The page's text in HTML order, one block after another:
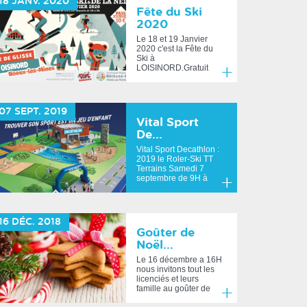
Fête du Ski
2020
Le 18 et 19 Janvier
2020 c'est la Fête du
Ski à
LOISINORD.Gratuit
savoir
SEPT. 2019
Vital Sport
De...
Vital Sport Decathlon :
2019 le Roler-Ski TT
Terrains Samedi 7
septembre de 9H à
DÉC. 2018
Goûter de
Noël...
Le 16 décembre a 16H
nous invitons tout les
licenciés et leurs
famille au goûter de